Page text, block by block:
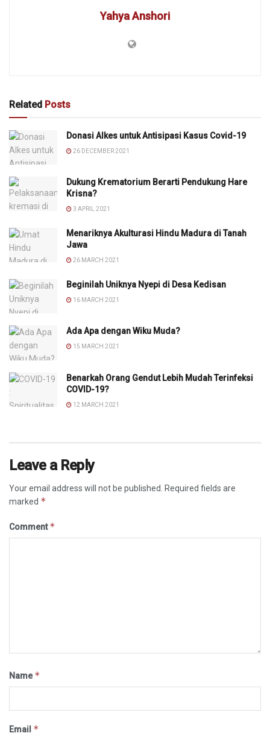
Yahya Anshori
Related Posts
Donasi Alkes untuk Antisipasi Kasus Covid-19
26 DECEMBER 2021
Dukung Krematorium Berarti Pendukung Hare
Krisna?
3 APRIL 2021
Menariknya Akulturasi Hindu Madura di Tanah
Jawa
26 MARCH 2021
Beginilah Uniknya Nyepi di Desa Kedisan
16 MARCH 2021
Ada Apa dengan Wiku Muda?
15 MARCH 2021
Benarkah Orang Gendut Lebih Mudah Terinfeksi
COVID-19?
12 MARCH 2021
Leave a Reply
Your email address will not be published.
Required fields are
marked *
Comment*
Name*
Email *